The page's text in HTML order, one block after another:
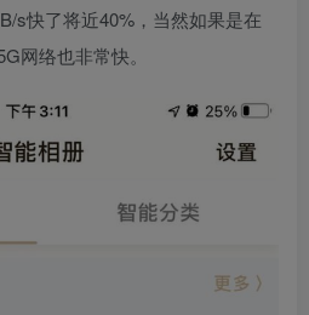
s快了将近40%，当然如果是在
网络也非常快。